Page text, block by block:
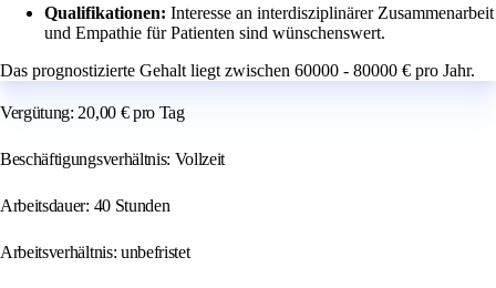
Qualifikationen: Interesse an interdisziplinärer Zusammenarbeit
und Empathie für Patienten sind wünschenswert.
Das prognostizierte Gehalt liegt zwischen 60000 - 80000 € pro Jahr.
Vergütung: 20,00 € pro Tag
Beschäftigungsverhältnis: Vollzeit
Arbeitsdauer: 40 Stunden
Arbeitsverhältnis: unbefristet